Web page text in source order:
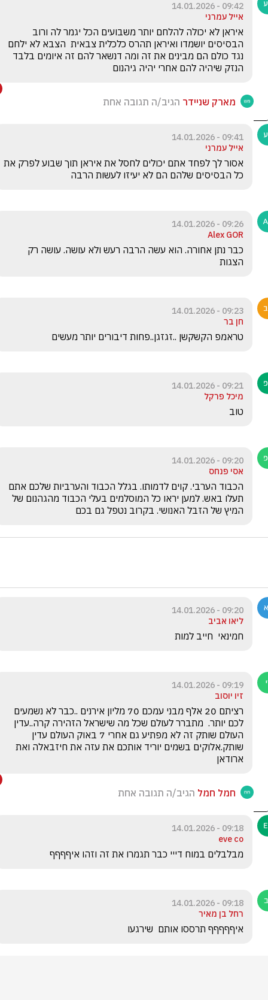
09:42 - 14.01.2026
אייל עמרני
הנזק שיהיה להם אחרי יהיה גיהנום
מארק שניידר הגיב/ה תגובה אחת
09:41 - 14.01.2026
אייל עמרני
כל הבסיסים שלהם הם לא יעיזו לעשות הרבה
09:26 - 14.01.2026
Alex GOR
הצגות
09:23 - 14.01.2026
חן בר
טראמפ הקשקשן ..זגזגן..פחות דיבורים יותר מעשים
09:21 - 14.01.2026
מיכל פרקל
טוב
09:20 - 14.01.2026
אסי פנחס
המיץ של הזבל האנושי. בקרוב נטפל גם בכם
09:20 - 14.01.2026
ליאו אביב
חמינאי  חייב למות
09:19 - 14.01.2026
זיו יוסוב
ארודאן
חמל חמל הגיב/ה תגובה אחת
09:18 - 14.01.2026
eve co
מבלבלים במוח דייי כבר תגמרו את זה וזהו איףףףף
09:18 - 14.01.2026
רחל בן מאיר
איףףףףף תרססו אותם  שירגעו